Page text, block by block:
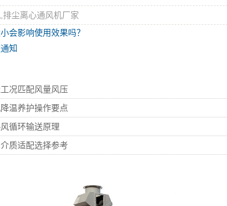
尘离心通风机厂家
会影响使用效果吗？
知
况匹配风量风压
温养护操作要点
循环输送原理
质适配选择参考